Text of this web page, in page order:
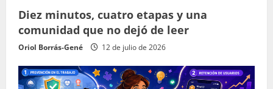
Diez minutos, cuatro etapas y una
comunidad que no dejó de leer
Oriol Borrás-Gené 12 de julio de 2026